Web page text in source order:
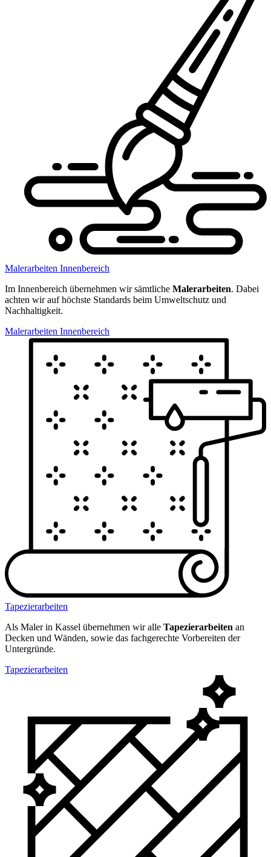
Malerarbeiten Innenbereich
Im Innenbereich übernehmen wir sämtliche Malerarbeiten. Dabei
achten wir auf höchste Standards beim Umweltschutz und
Nachhaltigkeit.
Malerarbeiten Innenbereich
Tapezierarbeiten
Als Maler in Kassel übernehmen wir alle Tapezierarbeiten an
Decken und Wänden, sowie das fachgerechte Vorbereiten der
Untergründe.
Tapezierarbeiten